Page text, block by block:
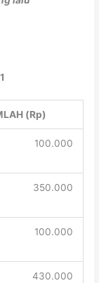
(Rp)
100.000
350.000
100.000
430.000